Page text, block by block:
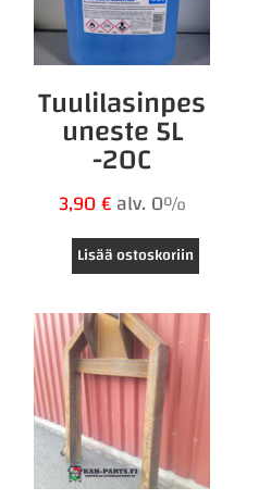
Tuulilasinpes
uneste 5L
-20C
3,90€alv. 0%
Lisää ostoskoriin